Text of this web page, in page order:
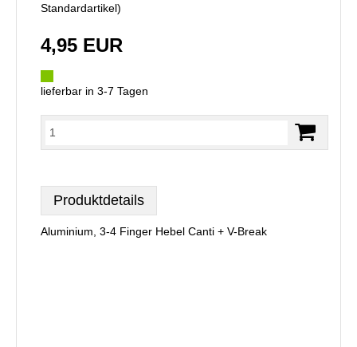
Standardartikel)
4,95 EUR
lieferbar in 3-7 Tagen
Produktdetails
Aluminium, 3-4 Finger Hebel Canti + V-Break